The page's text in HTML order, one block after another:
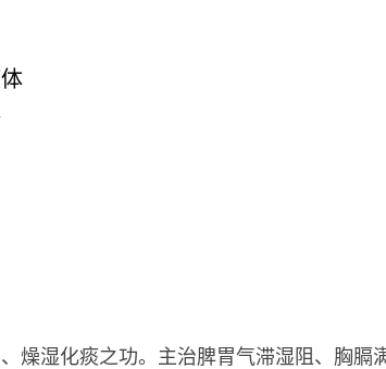
燥湿化痰之功。主治脾胃气滞湿阻、胸